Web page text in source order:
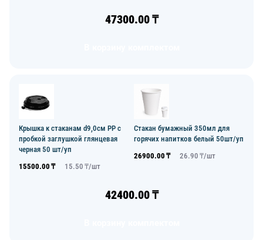
47300.00₸
Крышка к стаканам d9,0см PP с
пробкой заглушкой глянцевая
черная 50 шт/уп
15500.00 ₸ 15.50 ₸/шт
Стакан бумажный 350мл для
горячих напитков белый 50шт/уп
26900.00 ₸ 26.90 ₸/шт
42400.00₸